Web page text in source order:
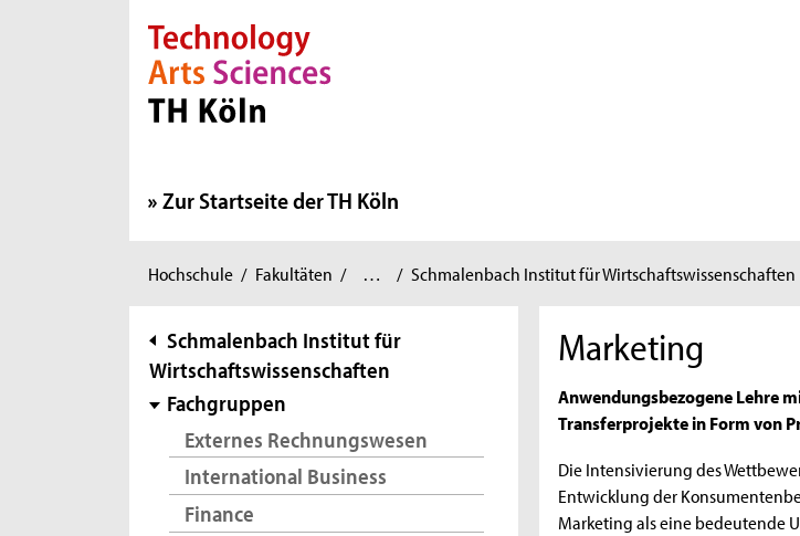
Direkt zur Hauptnavigation
Direkt zur Subnavigation
Direkt zum Inhalt
Direkt zum Fußbereich
Zur Startseite der TH Köln
Sie
hier:
Hochschule / Fakultäten / … /
Wirtschafts-
Schmalenbach Institut für Wirtschaftswissenschaften
Subnavigation
Schmalenbach Institut für
Wirtschaftswissenschaften
Fachgruppen
Externes Rechnungswesen
International Business
Finance
Marketing
Anwendungsbezogene Lehre
Transferprojekte in Form von
Die Intensivierung des
Entwicklung der
Marketing als eine bedeutende